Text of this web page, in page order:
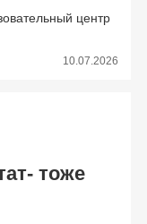
центр
10.07.2026
тоже